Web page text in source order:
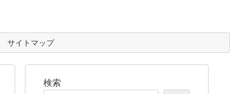
サイトマップ
検索